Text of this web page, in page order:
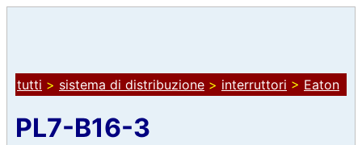
tutti > sistema di distribuzione > interruttori > Eaton
PL7-B16-3